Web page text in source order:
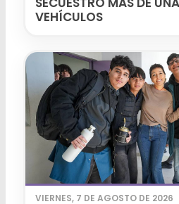
VEHÍCULOS
VIERNES, 7 DE AGOSTO DE 2026